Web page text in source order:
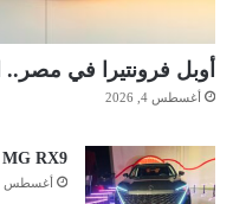
أوبل فرونتيرا في مصر..
أغسطس 4, 2026
MG RX9 في مصر.. الكتالوج الرسمي
أغسطس 3, 2026